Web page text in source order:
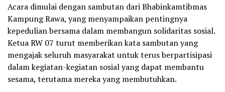
Acara dimulai dengan sambutan dari Bhabinkamtibmas
Kampung Rawa, yang menyampaikan pentingnya
kepedulian bersama dalam membangun solidaritas sosial.
Ketua RW 07 turut memberikan kata sambutan yang
mengajak seluruh masyarakat untuk terus berpartisipasi
dalam kegiatan-kegiatan sosial yang dapat membantu
sesama, terutama mereka yang membutuhkan.